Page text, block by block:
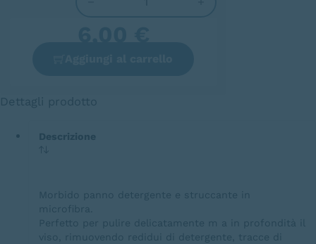
Dettagli prodotto
Descrizione
Morbido panno detergente e struccante in
microfibra.
Perfetto per pulire delicatamente m a in profondità il
viso, rimuovendo redidui di detergente, tracce di